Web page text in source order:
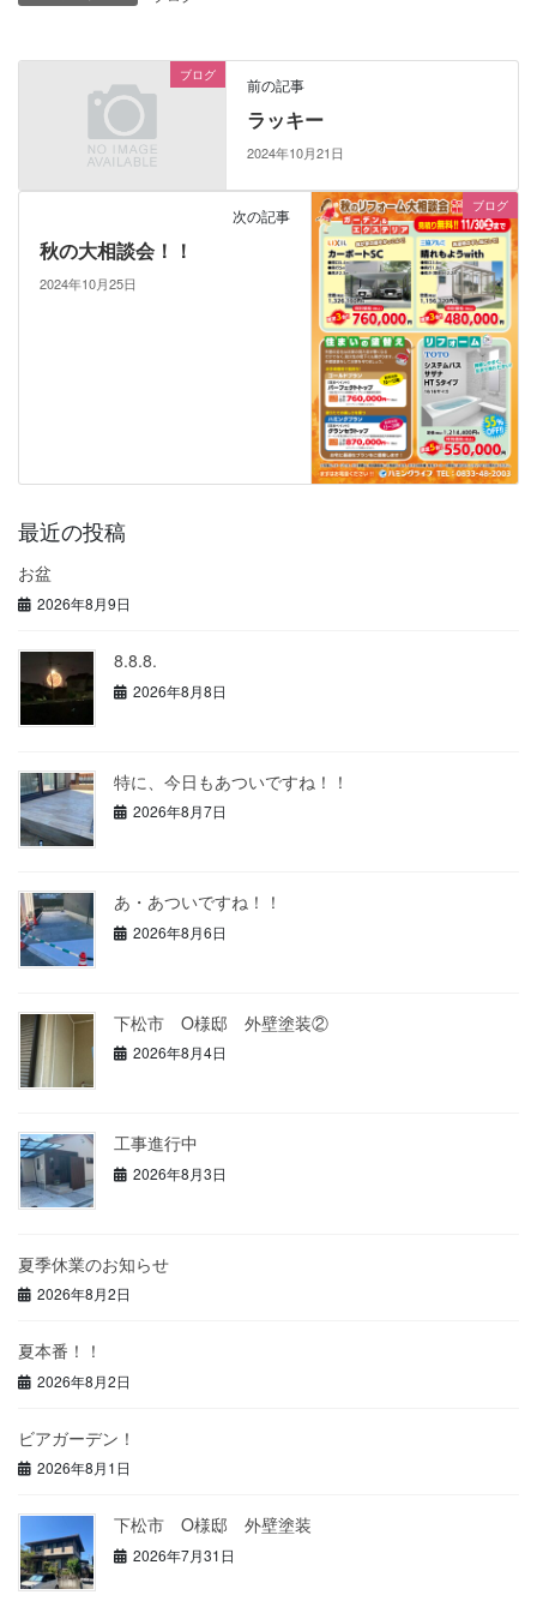
ブログ 前の記事
ラッキー
2024年10月21日
ブログ
次の記事
秋の大相談会！！
2024年10月25日
最近の投稿
お盆
2026年8月9日
8.8.8.
2026年8月8日
特に、今日もあついですね！！
2026年8月7日
あ・あついですね！！
2026年8月6日
下松市 O様邸 外壁塗装②
2026年8月4日
工事進行中
2026年8月3日
夏季休業のお知らせ
2026年8月2日
夏本番！！
2026年8月2日
ビアガーデン！
2026年8月1日
下松市 O様邸 外壁塗装
2026年7月31日